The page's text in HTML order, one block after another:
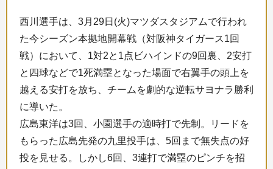
西川選手は、3月29日(火)マツダスタジアムで行われ
た今シーズン本拠地開幕戦（対阪神タイガース1回
戦）において、1対2と1点ビハインドの9回裏、2安打
と四球などで1死満塁となった場面で右翼手の頭上を
越える安打を放ち、チームを劇的な逆転サヨナラ勝利
に導いた。
広島東洋は3回、小園選手の適時打で先制。リードを
もらった広島先発の九里投手は、5回まで無失点の好
投を見せる。しかし6回、3連打で満塁のピンチを招